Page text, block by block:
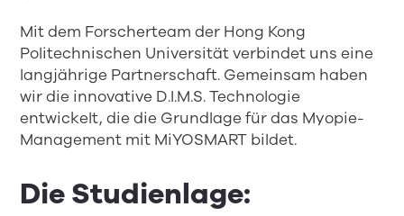
Mit dem Forscherteam der Hong Kong
Politechnischen Universität verbindet uns eine
langjährige Partnerschaft. Gemeinsam haben
wir die innovative D.I.M.S. Technologie
entwickelt, die die Grundlage für das Myopie-
Management mit MiYOSMART bildet.
Die Studienlage: